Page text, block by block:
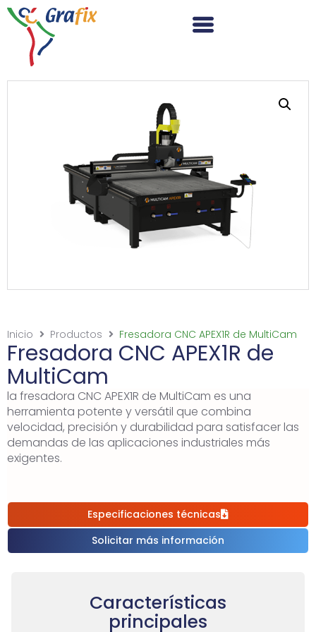
Inicio Productos Fresadora CNC APEX1R de MultiCam
Fresadora CNC APEX1R de
MultiCam
la fresadora CNC APEX1R de MultiCam es una
herramienta potente y versátil que combina
velocidad, precisión y durabilidad para satisfacer las
demandas de las aplicaciones industriales más
exigentes.
Especificaciones técnicas
Solicitar más información
Características
principales